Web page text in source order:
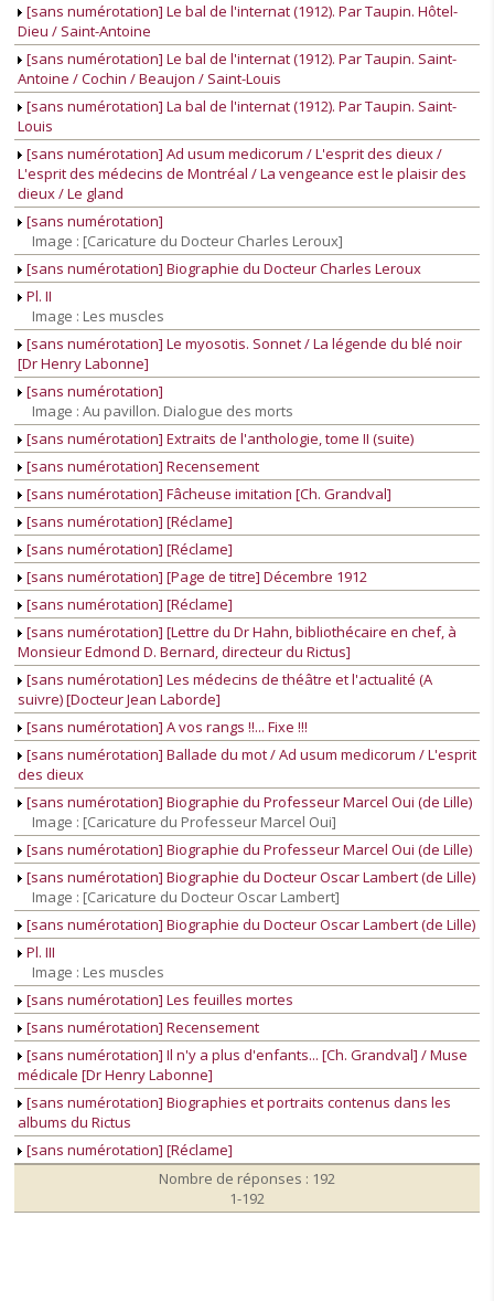
[sans numérotation] Le bal de l'internat (1912). Par Taupin. Hôtel-
Dieu / Saint-Antoine
[sans numérotation] Le bal de l'internat (1912). Par Taupin. Saint-
Antoine / Cochin / Beaujon / Saint-Louis
[sans numérotation] La bal de l'internat (1912). Par Taupin. Saint-
Louis
[sans numérotation] Ad usum medicorum / L'esprit des dieux /
L'esprit des médecins de Montréal / La vengeance est le plaisir des
dieux / Le gland
[sans numérotation]
Image : [Caricature du Docteur Charles Leroux]
[sans numérotation] Biographie du Docteur Charles Leroux
Pl. II
Image : Les muscles
[sans numérotation] Le myosotis. Sonnet / La légende du blé noir
[Dr Henry Labonne]
[sans numérotation]
Image : Au pavillon. Dialogue des morts
[sans numérotation] Extraits de l'anthologie, tome II (suite)
[sans numérotation] Recensement
[sans numérotation] Fâcheuse imitation [Ch. Grandval]
[sans numérotation] [Réclame]
[sans numérotation] [Réclame]
[sans numérotation] [Page de titre] Décembre 1912
[sans numérotation] [Réclame]
[sans numérotation] [Lettre du Dr Hahn, bibliothécaire en chef, à
Monsieur Edmond D. Bernard, directeur du Rictus]
[sans numérotation] Les médecins de théâtre et l'actualité (A
suivre) [Docteur Jean Laborde]
[sans numérotation] A vos rangs !!... Fixe !!!
[sans numérotation] Ballade du mot / Ad usum medicorum / L'esprit
des dieux
[sans numérotation] Biographie du Professeur Marcel Oui (de Lille)
Image : [Caricature du Professeur Marcel Oui]
[sans numérotation] Biographie du Professeur Marcel Oui (de Lille)
[sans numérotation] Biographie du Docteur Oscar Lambert (de Lille)
Image : [Caricature du Docteur Oscar Lambert]
[sans numérotation] Biographie du Docteur Oscar Lambert (de Lille)
Pl. III
Image : Les muscles
[sans numérotation] Les feuilles mortes
[sans numérotation] Recensement
[sans numérotation] Il n'y a plus d'enfants... [Ch. Grandval] / Muse
médicale [Dr Henry Labonne]
[sans numérotation] Biographies et portraits contenus dans les
albums du Rictus
[sans numérotation] [Réclame]
Nombre de réponses : 192
1-192